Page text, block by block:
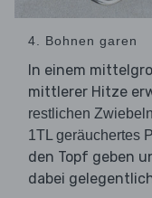
4. Bohnen garen
In einem
mittlerer Hitze
restlichen Zwiebeln
1TL geräuchertes
den Topf geben
dabei